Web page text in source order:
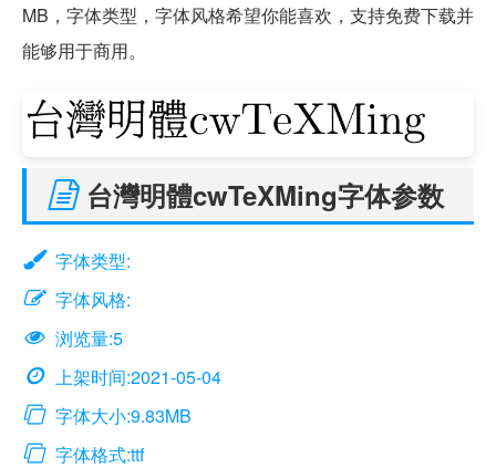
MB，字体类型，字体风格希望你能喜欢，支持免费下载并
能够用于商用。
台灣明體cwTeXMing字体参数
字体类型:
字体风格:
浏览量:5
上架时间:2021-05-04
字体大小:9.83MB
字体格式:ttf